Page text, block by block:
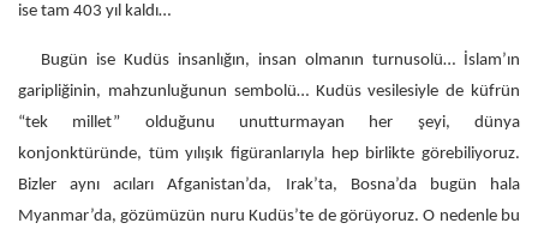
ise tam 403 yıl kaldı…
Bugün ise Kudüs insanlığın, insan olmanın turnusolü… İslam’ın
garipliğinin, mahzunluğunun sembolü… Kudüs vesilesiyle de küfrün
“tek millet” olduğunu unutturmayan her şeyi, dünya
konjonktüründe, tüm yılışık figüranlarıyla hep birlikte görebiliyoruz.
Bizler aynı acıları Afganistan’da, Irak’ta, Bosna’da bugün hala
Myanmar’da, gözümüzün nuru Kudüs’te de görüyoruz. O nedenle bu